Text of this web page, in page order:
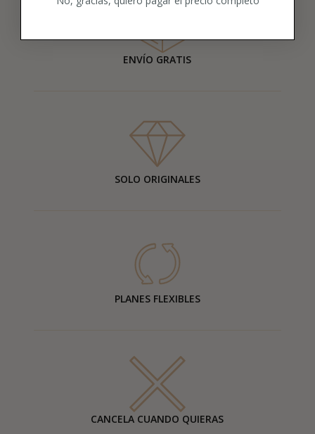
ENVÍO GRATIS
SOLO ORIGINALES
PLANES FLEXIBLES
CANCELA CUANDO QUIERAS